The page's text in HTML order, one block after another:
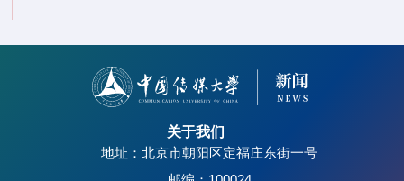
关于我们
地址：北京市朝阳区定福庄东街一号